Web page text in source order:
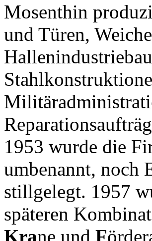
Mosenthin
und Türen,
1953 wurde die
umbenannt, noch
stillgelegt. 1957
späteren
Krane und F